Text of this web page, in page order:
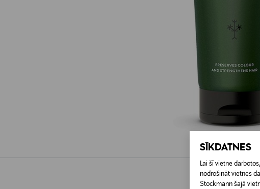
SĪKDATNES
Lai šī vietne
nodrošināt vietnes
Stockmann šajā